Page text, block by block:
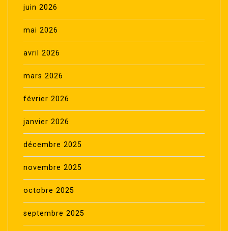
juin 2026
mai 2026
avril 2026
mars 2026
février 2026
janvier 2026
décembre 2025
novembre 2025
octobre 2025
septembre 2025